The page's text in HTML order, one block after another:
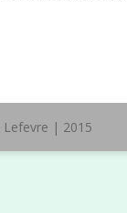
Lefevre | 2015